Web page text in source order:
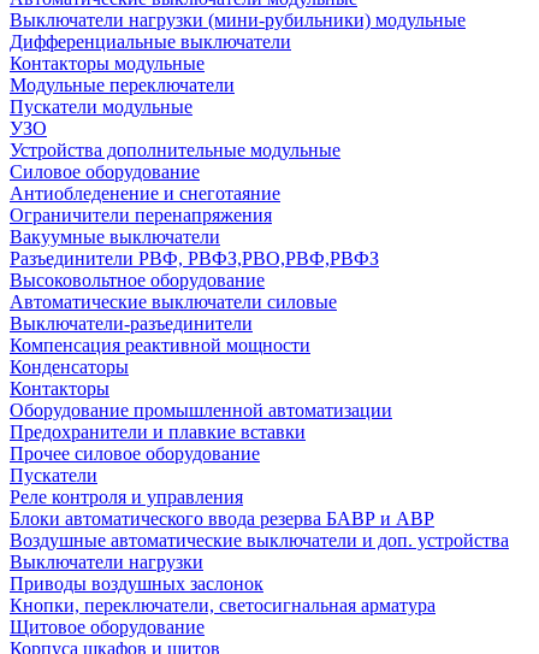
Выключатели нагрузки (мини-рубильники) модульные
Дифференциальные выключатели
Контакторы модульные
Модульные переключатели
Пускатели модульные
УЗО
Устройства дополнительные модульные
Силовое оборудование
Антиобледенение и снеготаяние
Ограничители перенапряжения
Вакуумные выключатели
Разъединители РВФ, РВФЗ,РВО,РВФ,РВФЗ
Высоковольтное оборудование
Автоматические выключатели cиловые
Выключатели-разъединители
Компенсация реактивной мощности
Конденсаторы
Контакторы
Оборудование промышленной автоматизации
Предохранители и плавкие вставки
Прочее силовое оборудование
Пускатели
Реле контроля и управления
Блоки автоматического ввода резерва БАВР и АВР
Воздушные автоматические выключатели и доп. устройства
Выключатели нагрузки
Приводы воздушных заслонок
Кнопки, переключатели, светосигнальная арматура
Щитовое оборудование
Корпуса шкафов и щитов